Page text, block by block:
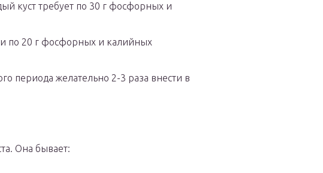
куст требует по 30 г фосфорных и
по 20 г фосфорных и калийных
периода желательно 2-3 раза внести в
Она бывает: